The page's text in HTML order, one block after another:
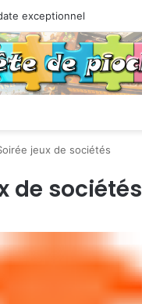
exceptionnel
jeux de sociétés
de sociétés